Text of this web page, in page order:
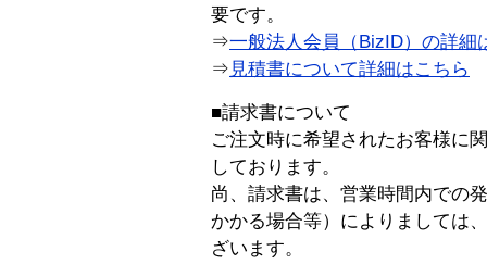
要です。
⇒一般法人会員（BizID）の詳細
⇒ 見積書について詳細はこちら
■請求書について
ご注文時に希望されたお客様に
しております。
尚、請求書は、営業時間内での
かかる場合等）によりましては
ざいます。